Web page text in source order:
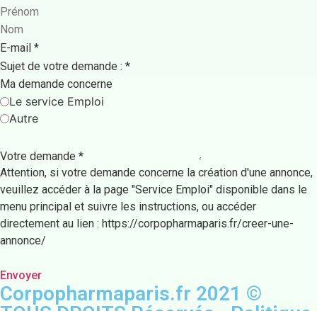
E-mail *
Sujet de votre demande : *
Ma demande concerne
Le service Emploi
Autre
Votre demande *
Attention, si votre demande concerne la création d'une annonce,
veuillez accéder à la page "Service Emploi" disponible dans le
menu principal et suivre les instructions, ou accéder
directement au lien : https://corpopharmaparis.fr/creer-une-
annonce/
Envoyer
Corpopharmaparis.fr 2021 ©